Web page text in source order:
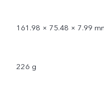
161.98 × 75.48 × 7.99
226 g